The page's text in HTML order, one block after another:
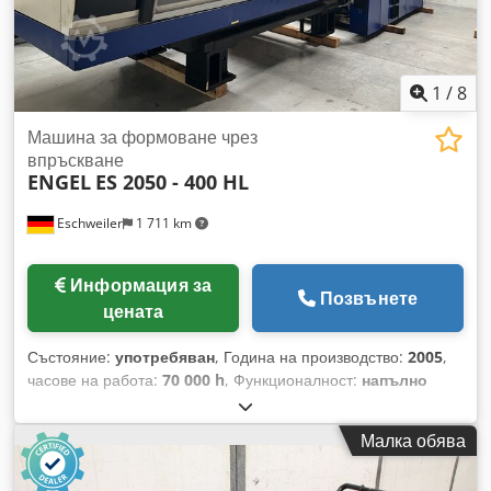
всяко време за цялата индустриална гама Лукас ван Росум
1 /8
Eschweiler 1 711 km
Машина за формоване чрез
впръскване
ENGEL ES 2050 - 400 HL
Информация за
цената
Позвънете
Състояние: употребяван, Година на производство: 2005,
часове на работа: 70 000 h, Функционалност: напълно
, сила на затягане:
винта:70 мм, Детайли на офертата: Складов номер: 14171
Производител: Engel Тип машина: ES 2050 - 400 HL Година
на производство: 2005 Работни часове: 70 000 h Тип
Малка обява